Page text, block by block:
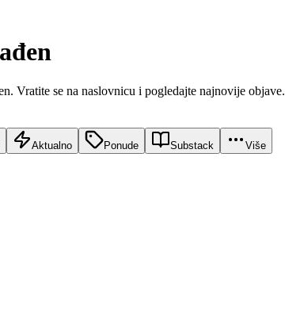
Vratite se na naslovnicu i pogledajte najnovije objave.
Aktualno Ponude Substack Više